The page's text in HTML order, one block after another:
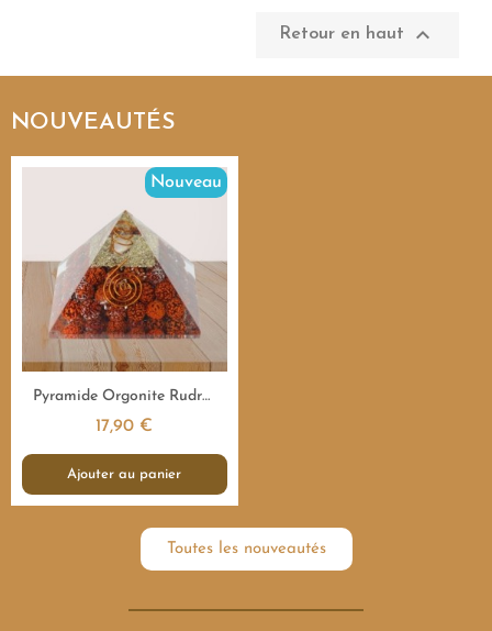
Retour en haut 
NOUVEAUTÉS
Aperçu rapide
Nouveau
Pyramide Orgonite Rudraksha Sacrée - 7,5 cm
17,90 €
Ajouter au panier
Toutes les nouveautés